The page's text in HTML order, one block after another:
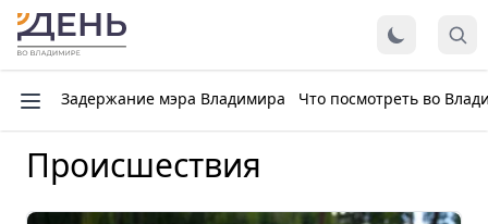
Задержание мэра Владимира Что посмотреть во
Происшествия